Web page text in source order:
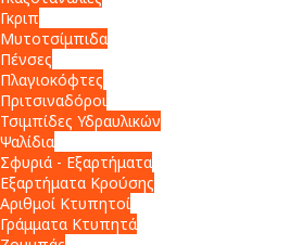
Γκριπ
Μυτοτσίμπιδα
Πένσες
Πλαγιοκόφτες
Πριτσιναδόροι
Τσιμπίδες Υδραυλικών
Ψαλίδια
Σφυριά - Εξαρτήματα
Εξαρτήματα Κρούσης
Αριθμοί Κτυπητοί
Γράμματα Κτυπητά